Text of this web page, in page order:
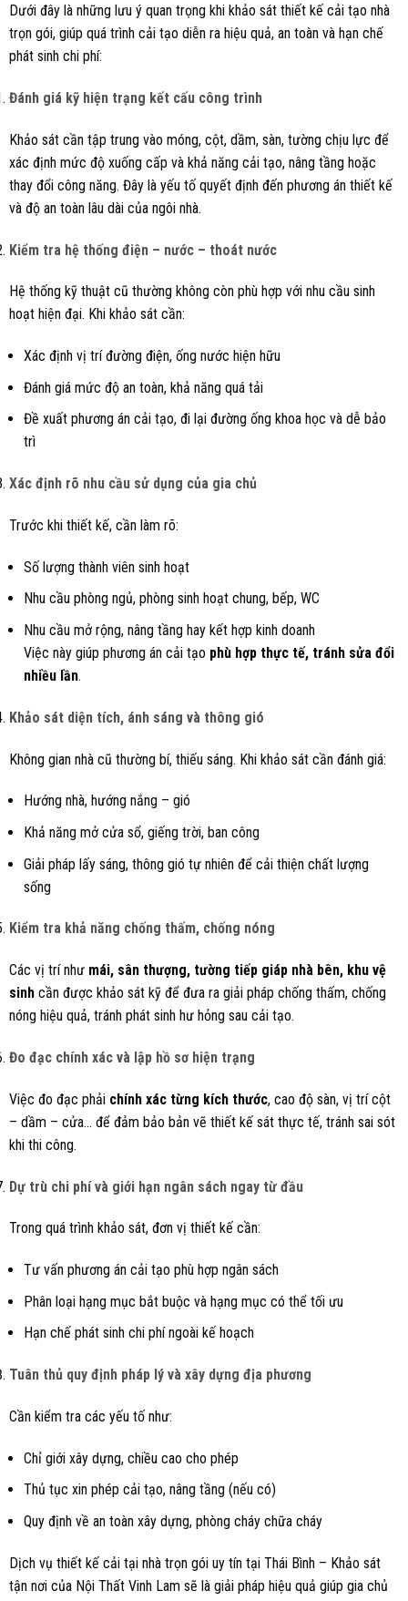
Dưới đây là những lưu ý quan trọng khi khảo sát thiết kế cải tạo nhà
trọn gói, giúp quá trình cải tạo diễn ra hiệu quả, an toàn và hạn chế
phát sinh chi phí:
Đánh giá kỹ hiện trạng kết cấu công trình
Khảo sát cần tập trung vào móng, cột, dầm, sàn, tường chịu lực để
xác định mức độ xuống cấp và khả năng cải tạo, nâng tầng hoặc
thay đổi công năng. Đây là yếu tố quyết định đến phương án thiết kế
và độ an toàn lâu dài của ngôi nhà.
Kiểm tra hệ thống điện – nước – thoát nước
Hệ thống kỹ thuật cũ thường không còn phù hợp với nhu cầu sinh
hoạt hiện đại. Khi khảo sát cần:
Xác định vị trí đường điện, ống nước hiện hữu
Đánh giá mức độ an toàn, khả năng quá tải
Đề xuất phương án cải tạo, đi lại đường ống khoa học và dễ bảo
trì
Xác định rõ nhu cầu sử dụng của gia chủ
Trước khi thiết kế, cần làm rõ:
Số lượng thành viên sinh hoạt
Nhu cầu phòng ngủ, phòng sinh hoạt chung, bếp, WC
Nhu cầu mở rộng, nâng tầng hay kết hợp kinh doanh
Việc này giúp phương án cải tạo phù hợp thực tế, tránh sửa đổi
nhiều lần.
Khảo sát diện tích, ánh sáng và thông gió
Không gian nhà cũ thường bí, thiếu sáng. Khi khảo sát cần đánh giá:
Hướng nhà, hướng nắng – gió
Khả năng mở cửa sổ, giếng trời, ban công
Giải pháp lấy sáng, thông gió tự nhiên để cải thiện chất lượng
sống
Kiểm tra khả năng chống thấm, chống nóng
Các vị trí như mái, sân thượng, tường tiếp giáp nhà bên, khu vệ
sinhcần được khảo sát kỹ để đưa ra giải pháp chống thấm, chống
nóng hiệu quả, tránh phát sinh hư hỏng sau cải tạo.
Đo đạc chính xác và lập hồ sơ hiện trạng
Việc đo đạc phải chính xác từng kích thước, cao độ sàn, vị trí cột
– dầm – cửa… để đảm bảo bản vẽ thiết kế sát thực tế, tránh sai sót
khi thi công.
Dự trù chi phí và giới hạn ngân sách ngay từ đầu
Trong quá trình khảo sát, đơn vị thiết kế cần:
Tư vấn phương án cải tạo phù hợp ngân sách
Phân loại hạng mục bắt buộc và hạng mục có thể tối ưu
Hạn chế phát sinh chi phí ngoài kế hoạch
Tuân thủ quy định pháp lý và xây dựng địa phương
Cần kiểm tra các yếu tố như:
Chỉ giới xây dựng, chiều cao cho phép
Thủ tục xin phép cải tạo, nâng tầng (nếu có)
Quy định về an toàn xây dựng, phòng cháy chữa cháy
Dịch vụ thiết kế cải tại nhà trọn gói uy tín tại Thái Bình – Khảo sát
tận nơi của Nội Thất Vinh Lam sẽ là giải pháp hiệu quả giúp gia chủ